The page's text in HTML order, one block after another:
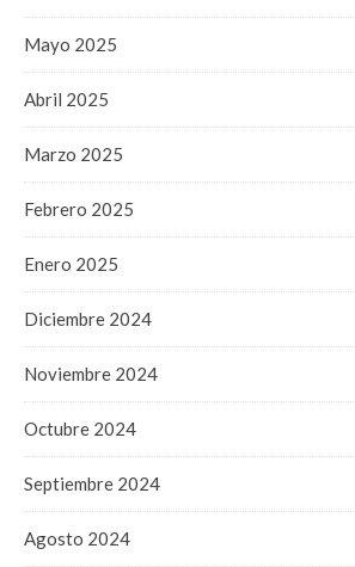
Mayo 2025
Abril 2025
Marzo 2025
Febrero 2025
Enero 2025
Diciembre 2024
Noviembre 2024
Octubre 2024
Septiembre 2024
Agosto 2024